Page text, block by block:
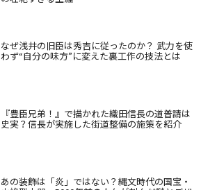
なぜ浅井の旧臣は秀吉に従ったのか？ 武力を使
わず“自分の味方”に変えた裏工作の技法とは
『豊臣兄弟！』で描かれた織田信長の道普請は
史実？信長が実施した街道整備の施策を紹介
あの装飾は「炎」ではない？縄文時代の国宝・